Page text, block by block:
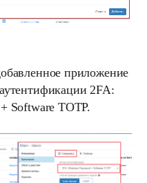
приложение
2FA:
Software TOTP.